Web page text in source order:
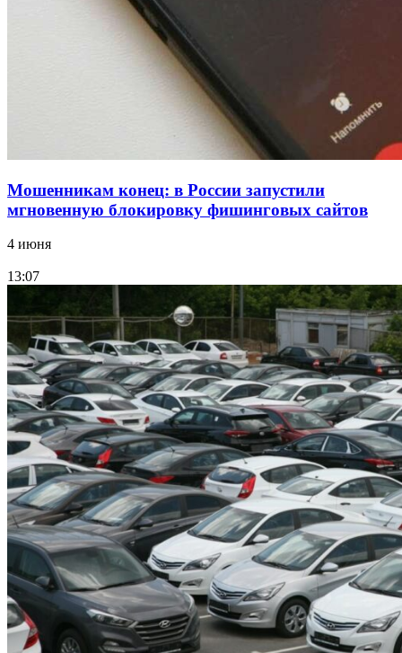
Фестиваль #ТриЧетыре в Волгограде пройдёт
11–13 сентября в рамках Года единства народов
Мошенникам конец: в России запустили
мгновенную блокировку фишинговых сайтов
4 июня
13:07